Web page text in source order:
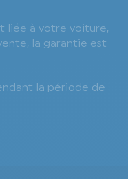
liée à votre voiture,
la garantie est
la période de